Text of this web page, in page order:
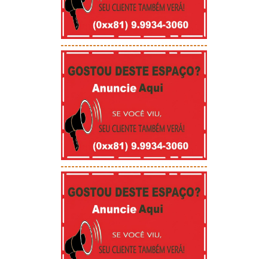
-----------------------------------------
-----------------------------------------